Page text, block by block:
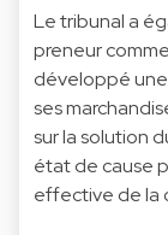
Le tribunal a
preneur
développé
ses
sur la solution
état de cause
effective de la